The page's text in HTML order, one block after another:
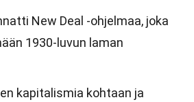
New Deal -ohjelmaa, joka
1930-luvun laman
kapitalismia kohtaan ja